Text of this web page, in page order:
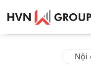
qua
nội
dung
Nội